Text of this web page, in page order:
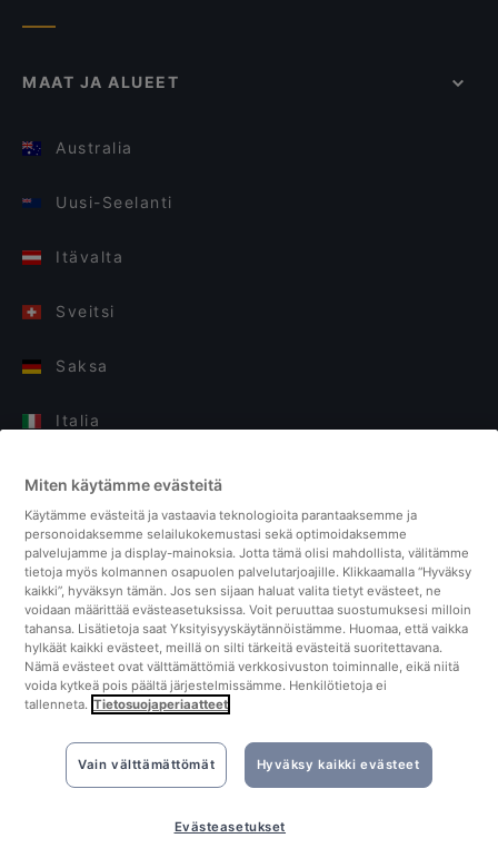
MAAT JA ALUEET
Australia
Uusi-Seelanti
Itävalta
Sveitsi
Saksa
Italia
Suomi
Yhdistyneet kuningaskunnat
Turkki
Alankomaat
Singapore
Miten käytämme evästeitä
Käytämme evästeitä ja vastaavia teknologioita parantaaksemme ja
personoidaksemme selailukokemustasi sekä optimoidaksemme
palvelujamme ja display-mainoksia. Jotta tämä olisi mahdollista, välitämme
tietoja myös kolmannen osapuolen palvelutarjoajille. Klikkaamalla “Hyväksy
kaikki”, hyväksyn tämän. Jos sen sijaan haluat valita tietyt evästeet, ne
voidaan määrittää evästeasetuksissa. Voit peruuttaa suostumuksesi milloin
tahansa. Lisätietoja saat Yksityisyyskäytännöistämme. Huomaa, että vaikka
hylkäät kaikki evästeet, meillä on silti tärkeitä evästeitä suoritettavana.
Nämä evästeet ovat välttämättömiä verkkosivuston toiminnalle, eikä niitä
voida kytkeä pois päältä järjestelmissämme. Henkilötietoja ei
tallenneta. Tietosuojaperiaatteet
Vain välttämättömät Hyväksy kaikki evästeet
Evästeasetukset